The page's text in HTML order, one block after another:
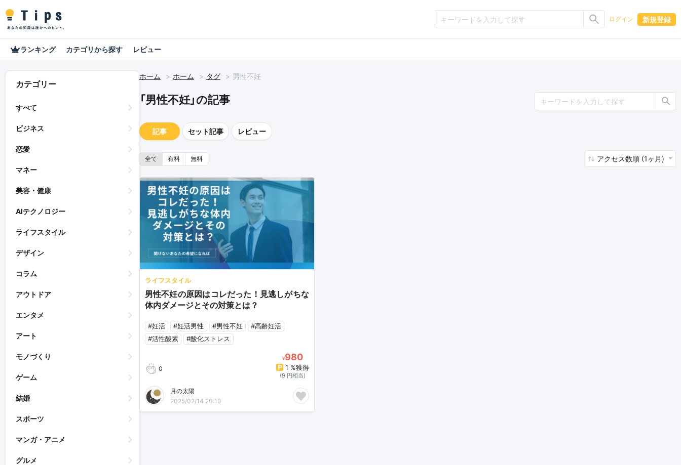
ログイン 新規登録
ランキング カテゴリから探す レビュー
カテゴリー
すべて
ビジネス
恋愛
マネー
美容・健康
AIテクノロジー
ライフスタイル
デザイン
コラム
アウトドア
エンタメ
アート
モノづくり
ゲーム
結婚
スポーツ
マンガ・アニメ
グルメ
ホーム ホーム タグ 男性不妊
「男性不妊」の記事
記事 セット記事 レビュー
全て 有料 無料 アクセス数順 (1ヶ月)
ライフスタイル
男性不妊の原因はコレだった！見逃しがちな
体内ダメージとその対策とは？
#妊活 #妊活男性 #男性不妊
#高齢妊活
#活性酸素
#酸化ストレス
0
¥980
1 %獲得
(9 円相当)
月の太陽
2025/02/14 20:10